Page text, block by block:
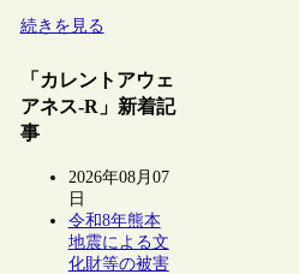
続きを見る
「カレントアウェ
アネス-R」新着記
事
2026年08月07
日
令和8年熊本
地震による文
化財等の被害